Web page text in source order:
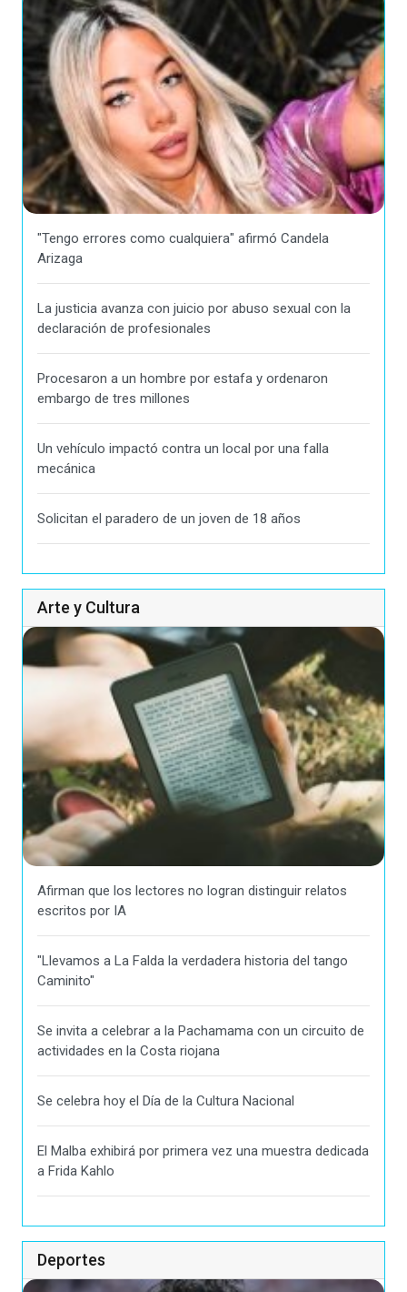
"Tengo errores como cualquiera" afirmó Candela
Arizaga
La justicia avanza con juicio por abuso sexual con la
declaración de profesionales
Procesaron a un hombre por estafa y ordenaron
embargo de tres millones
Un vehículo impactó contra un local por una falla
mecánica
Solicitan el paradero de un joven de 18 años
Arte y Cultura
Afirman que los lectores no logran distinguir relatos
escritos por IA
"Llevamos a La Falda la verdadera historia del tango
Caminito"
Se invita a celebrar a la Pachamama con un circuito de
actividades en la Costa riojana
Se celebra hoy el Día de la Cultura Nacional
El Malba exhibirá por primera vez una muestra dedicada
a Frida Kahlo
Deportes